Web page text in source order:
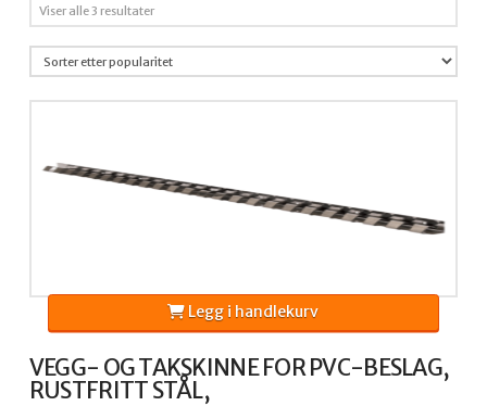
Viser alle 3 resultaterSortert
propularitet
VEGG- OG TAKSKINNE FOR PVC-BESLAG,
RUSTFRITT STÅL,
Legg i handlekurv